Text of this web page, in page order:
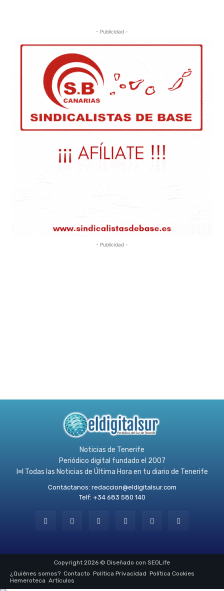
- Publicidad -
- Publicidad -
Noticias de Tenerife
Periódico digital fundado el 2007
l≡l Todas las Noticias de Última Hora en tu diario de Tenerife
Contáctanos: redaccion@eldigitalsur.com
Telf: +34 683 580 140
Copyright 2026 © Diseñado con SEOLife
¿Quiénes somos? Contacto Política Privacidad Política Cookies
Hemeroteca Artículos